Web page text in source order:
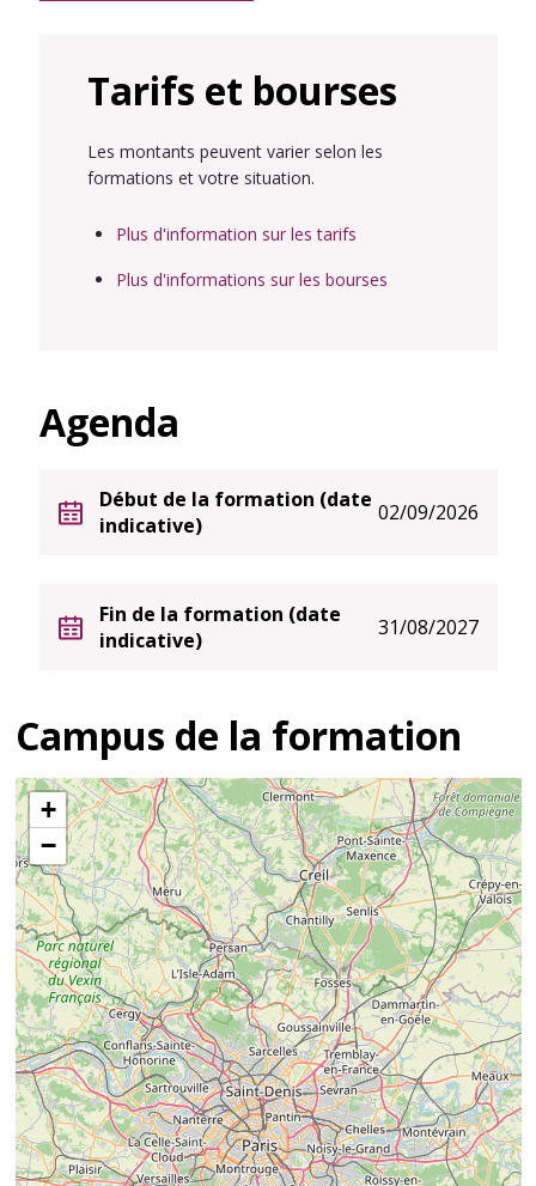
Tarifs et bourses
Les montants peuvent varier selon les
formations et votre situation.
Plus d'information sur les tarifs
Plus d'informations sur les bourses
Agenda
Début de la formation (date
indicative)
02/09/2026
Fin de la formation (date
indicative)
31/08/2027
Campus de la formation
+
−